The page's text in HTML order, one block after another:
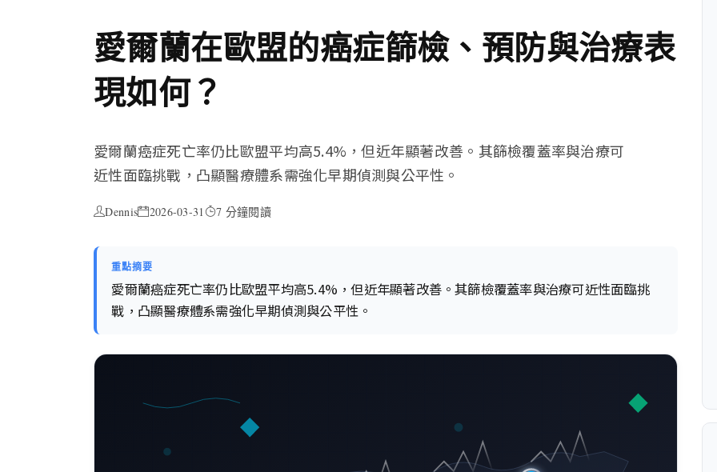
愛爾蘭在歐盟的癌症篩檢、預防與治療表
現如何？
愛爾蘭癌症死亡率仍比歐盟平均高5.4%，但近年顯著改善。其篩檢覆蓋率與治療可
近性面臨挑戰，凸顯醫療體系需強化早期偵測與公平性。
Dennis 2026-03-31 7 分鐘閱讀
重點摘要
愛爾蘭癌症死亡率仍比歐盟平均高5.4%，但近年顯著改善。其篩檢覆蓋率與治療可近性面臨挑
戰，凸顯醫療體系需強化早期偵測與公平性。